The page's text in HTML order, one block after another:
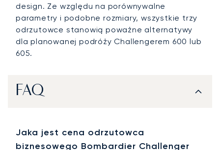
design. Ze względu na porównywalne
parametry i podobne rozmiary, wszystkie trzy
odrzutowce stanowią poważne alternatywy
dla planowanej podróży Challengerem 600 lub
605.
FAQ
Jaka jest cena odrzutowca
biznesowego Bombardier Challenger